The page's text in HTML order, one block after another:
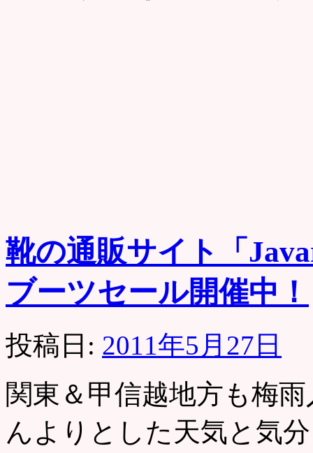
靴の通販サイト「
ブーツセール開催中！
投稿日: 2011年5月27日
関東＆甲信越地方も梅
んよりとした天気と気